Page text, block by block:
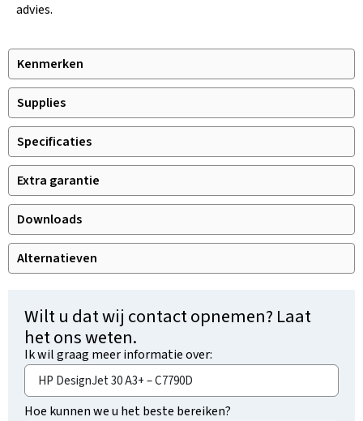
Kenmerken
Supplies
Specificaties
Extra garantie
Downloads
Alternatieven
advies.
Wilt u dat wij contact opnemen? Laat
het ons weten.
Ik wil graag meer informatie over:
Hoe kunnen we u het beste bereiken?